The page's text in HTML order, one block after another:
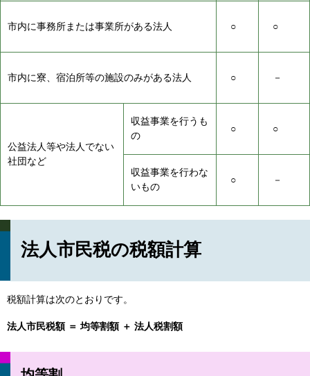
市内に事務所または事業所がある法人 ○ ○
市内に寮、宿泊所等の施設のみがある法人 ○ －
公益法人等や法人でない
社団など
収益事業を行うも
の
○ ○
収益事業を行わな
いもの
○ －
法人市民税の税額計算
税額計算は次のとおりです。
法人市民税額 ＝ 均等割額 ＋ 法人税割額